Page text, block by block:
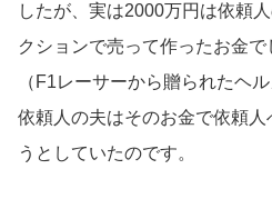
したが、実は2000万円は依頼
クションで売って作ったお金で
（F1レーサーから贈られたヘル
依頼人の夫はそのお金で依頼
うとしていたのです。